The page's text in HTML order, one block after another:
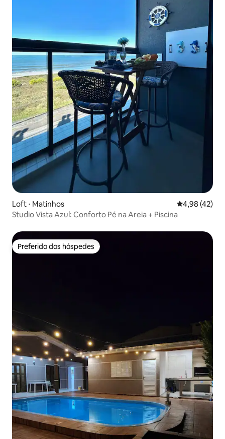
Loft ⋅ Matinhos 4,98 de uma
4,98 (42)
Studio Vista Azul: Conforto Pé na Areia + Piscina
Preferido dos hóspedes
Preferido dos hóspedes